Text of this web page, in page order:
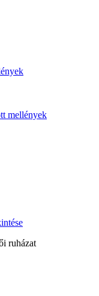
mellények
ruházat